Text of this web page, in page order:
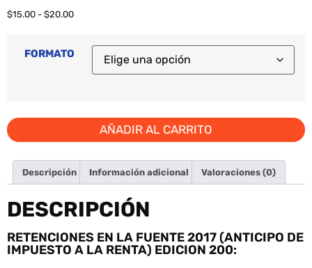
$15.00 - $20.00
FORMATO
AÑADIR AL CARRITO
Descripción Información adicional Valoraciones (0)
DESCRIPCIÓN
RETENCIONES EN LA FUENTE 2017 (ANTICIPO DE
IMPUESTO A LA RENTA) EDICION 200: